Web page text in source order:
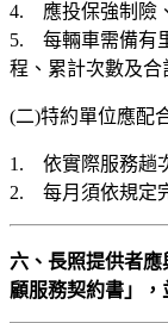
4. 應投保強制險
5. 每輛車需備有
程、累計次數及合
(二)特約單位應配
1. 依實際服務趟
2. 每月須依規定
六、長照提供者
顧服務契約書」，